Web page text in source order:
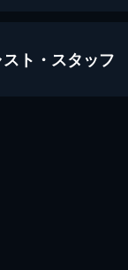
・プラネット
ト・スタッフ